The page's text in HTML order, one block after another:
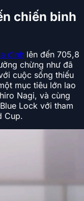
chiến binh
đình lên đến 705,8
chừng như đã
cuộc sống thiếu
mục tiêu lớn lao
Nagi, và cùng
Lock với tham
Cup.